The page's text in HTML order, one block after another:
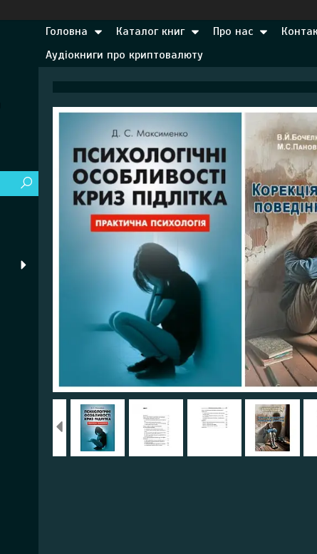
Головна Каталог книг Про нас
Аудіокниги про криптовалюту